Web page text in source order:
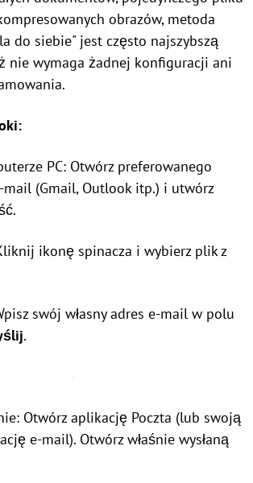
obrazów, metoda
do siebie" jest często najszybszą
nie wymaga żadnej konfiguracji ani
PC: Otwórz preferowanego
(Gmail, Outlook itp.) i utwórz
ikonę spinacza i wybierz plik z
swój własny adres e-mail w polu
.
Otwórz aplikację Poczta (lub swoją
e-mail). Otwórz właśnie wysłaną